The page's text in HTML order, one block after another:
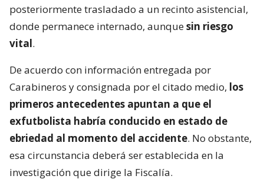
posteriormente trasladado a un recinto asistencial,
donde permanece internado, aunquesin riesgo
vital.
De acuerdo con información entregada por
Carabineros y consignada por el citado medio, los
primeros antecedentes apuntan a que el
exfutbolista habría conducido en estado de
ebriedad al momento del accidente. No obstante,
esa circunstancia deberá ser establecida en la
investigación que dirige la Fiscalía.